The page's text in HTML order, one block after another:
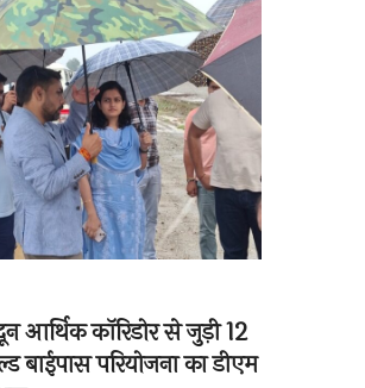
आर्थिक कॉरिडोर से जुड़ी 12
बाईपास परियोजना का डीएम